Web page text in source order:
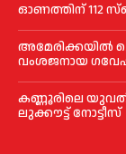
ഓണത്തിന് 112
അമേരിക്കയില്‍
വംശജനായ
കണ്ണൂരിലെ
ലുക്കൗട്ട് നോട്ടീസ്